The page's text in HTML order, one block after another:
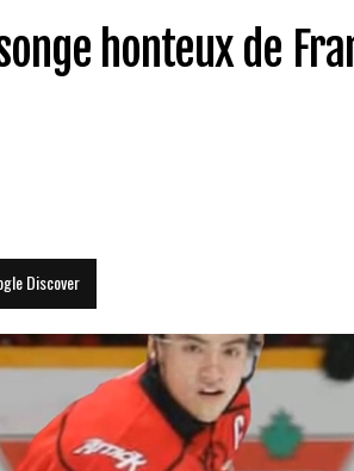
honteux de
Discover